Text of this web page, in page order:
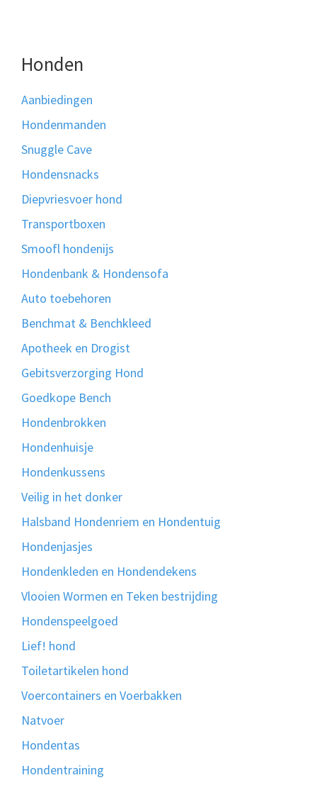
Honden
Aanbiedingen
Hondenmanden
Snuggle Cave
Hondensnacks
Diepvriesvoer hond
Transportboxen
Smoofl hondenijs
Hondenbank & Hondensofa
Auto toebehoren
Benchmat & Benchkleed
Apotheek en Drogist
Gebitsverzorging Hond
Goedkope Bench
Hondenbrokken
Hondenhuisje
Hondenkussens
Veilig in het donker
Halsband Hondenriem en Hondentuig
Hondenjasjes
Hondenkleden en Hondendekens
Vlooien Wormen en Teken bestrijding
Hondenspeelgoed
Lief! hond
Toiletartikelen hond
Voercontainers en Voerbakken
Natvoer
Hondentas
Hondentraining